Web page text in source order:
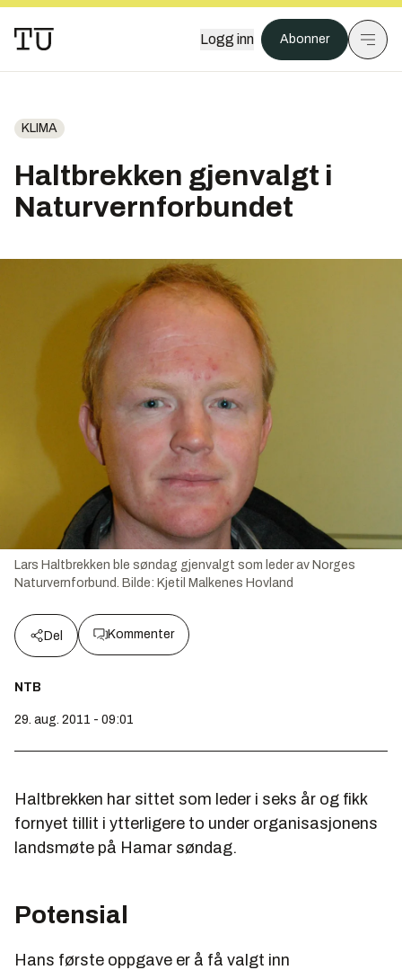
Logg inn Abonner
KLIMA
Haltbrekken gjenvalgt i
Naturvernforbundet
Lars Haltbrekken ble søndag gjenvalgt som leder av Norges
Naturvernforbund. Bilde: Kjetil Malkenes Hovland
Del Kommenter
NTB
29. aug. 2011 - 09:01
Haltbrekken har sittet som leder i seks år og fikk
fornyet tillit i ytterligere to under organisasjonens
landsmøte på Hamar søndag.
Potensial
Hans første oppgave er å få valgt inn